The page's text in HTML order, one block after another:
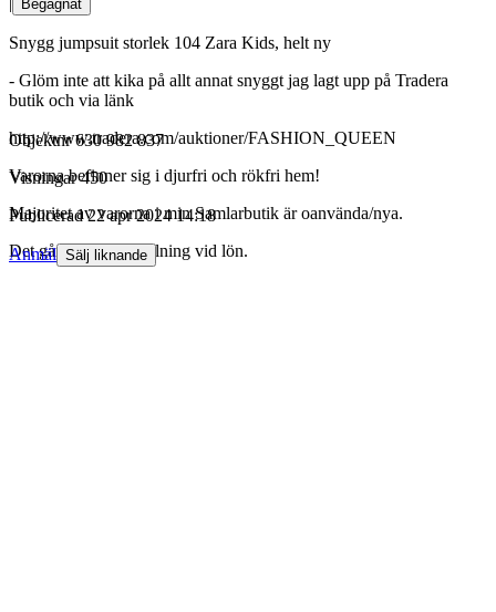
Begagnat
Snygg jumpsuit storlek 104 Zara Kids, helt ny
- Glöm inte att kika på allt annat snyggt jag lagt upp på Tradera
butik och via länk
http://www.tradera.com/auktioner/FASHION_QUEEN
Varorna befinner sig i djurfri och rökfri hem!
Majoritet av varorna i min Samlarbutik är oanvända/nya.
Det går bra med betalning vid lön.
Objektnr 630 982 837
Visningar 450
Publicerad 22 apr 2024 14:18
Anmäl Sälj liknande